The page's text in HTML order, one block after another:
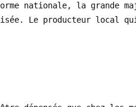
nationale, la
Le producteur local